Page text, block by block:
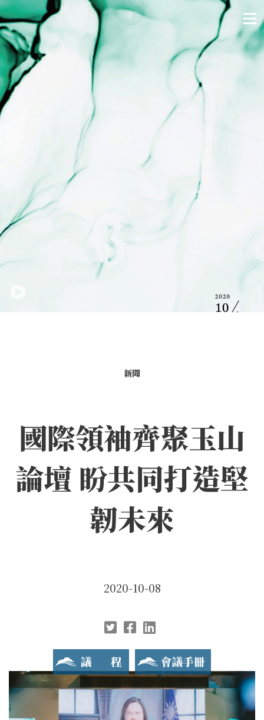
跳
到
主
要
內
容
區
塊
議程 會議手冊
新聞
國際領袖齊聚玉山
論壇 盼共同打造堅
韌未來
2020-10-08